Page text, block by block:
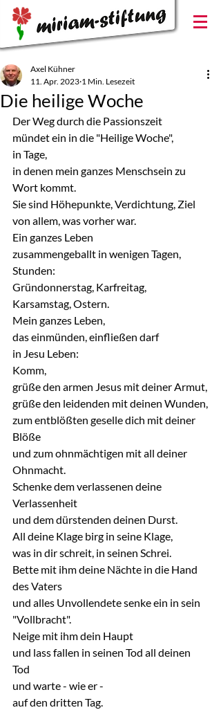
Die heilige Woche
Axel Kühner
11. Apr. 2023 1 Min. Lesezeit
Der Weg durch die Passionszeit
mündet ein in die "Heilige Woche",
in Tage,
in denen mein ganzes Menschsein zu
Wort kommt.
Sie sind Höhepunkte, Verdichtung, Ziel
von allem, was vorher war.
Ein ganzes Leben
zusammengeballt in wenigen Tagen,
Stunden:
Gründonnerstag, Karfreitag,
Karsamstag, Ostern.
Mein ganzes Leben,
das einmünden, einfließen darf
in Jesu Leben:
Komm,
grüße den armen Jesus mit deiner Armut,
grüße den leidenden mit deinen Wunden,
zum entblößten geselle dich mit deiner
Blöße
und zum ohnmächtigen mit all deiner
Ohnmacht.
Schenke dem verlassenen deine
Verlassenheit
und dem dürstenden deinen Durst.
All deine Klage birg in seine Klage,
was in dir schreit, in seinen Schrei.
Bette mit ihm deine Nächte in die Hand
des Vaters
und alles Unvollendete senke ein in sein
"Vollbracht".
Neige mit ihm dein Haupt
und lass fallen in seinen Tod all deinen
Tod
und warte - wie er -
auf den dritten Tag.